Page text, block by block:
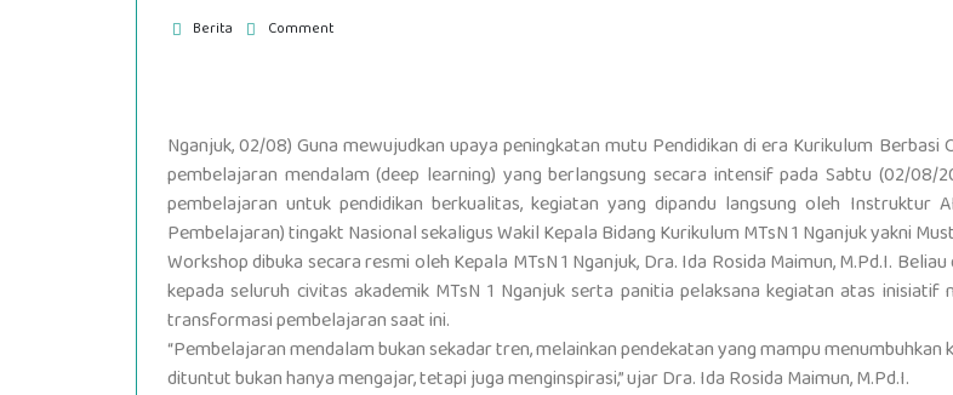
Berita Comment
Nganjuk, 02/08) Guna mewujudkan upaya peningkatan mutu Pendidikan di era Kurikulum Berbasi
pembelajaran mendalam (deep learning) yang berlangsung secara intensif pada Sabtu (02/08/
pembelajaran untuk pendidikan berkualitas, kegiatan yang dipandu langsung oleh Instruktur
Pembelajaran) tingakt Nasional sekaligus Wakil Kepala Bidang Kurikulum MTsN 1 Nganjuk yakni
Workshop dibuka secara resmi oleh Kepala MTsN 1 Nganjuk, Dra. Ida Rosida Maimun, M.Pd.I.
kepada seluruh civitas akademik MTsN 1 Nganjuk serta panitia pelaksana kegiatan atas
transformasi pembelajaran saat ini.
“Pembelajaran mendalam bukan sekadar tren, melainkan pendekatan yang mampu
dituntut bukan hanya mengajar, tetapi juga menginspirasi,” ujar Dra. Ida Rosida Maimun, M.Pd.I.